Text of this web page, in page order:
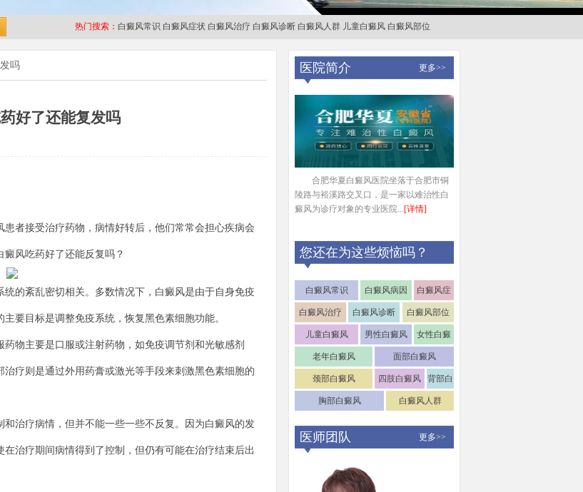
热门搜索： 白癜风常识 白癜风症状 白癜风治疗 白癜风诊断 白癜风人群 儿童白癜风 白癜风部位
吗
好了还能复发吗
接受治疗药物，病情好转后，他们常常会担心疾病会
风吃药好了还能反复吗？
紊乱密切相关。多数情况下，白癜风是由于自身免疫
要目标是调整免疫系统，恢复黑色素细胞功能。
主要是口服或注射药物，如免疫调节剂和光敏感剂
疗则是通过外用药膏或激光等手段来刺激黑色素细胞的
治疗病情，但并不能一些一些不反复。因为白癜风的发
治疗期间病情得到了控制，但仍有可能在治疗结束后出
医院简介 更多>>
合肥华夏白癜风医院坐落于合肥市铜
陵路与裕溪路交叉口，是一家以难治性白
癜风为诊疗对象的专业医院...[详情]
您还在为这些烦恼吗？
白癜风常识 白癜风病因
白癜风症
状
白癜风治疗 白癜风诊断 白癜风部位
儿童白癜风 男性白癜风
女性白癜
风
老年白癜风 面部白癜风
颈部白癜风 四肢白癜风
背部白
癜风
胸部白癜风 白癜风人群
医师团队 更多>>